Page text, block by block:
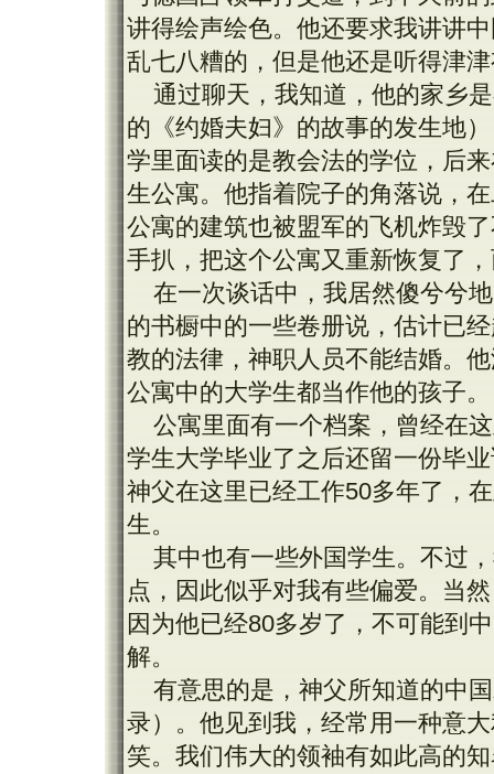
讲得绘声绘色。他还要求我讲讲
乱七八糟的，但是他还是听得津
通过聊天，我知道，他的家乡
的《约婚夫妇》的故事的发生地
学里面读的是教会法的学位，后
生公寓。他指着院子的角落说，
公寓的建筑也被盟军的飞机炸毁
手扒，把这个公寓又重新恢复了
在一次谈话中，我居然傻兮兮
的书橱中的一些卷册说，估计已
教的法律，神职人员不能结婚。
公寓中的大学生都当作他的孩子。
公寓里面有一个档案，曾经在
学生大学毕业了之后还留一份毕
神父在这里已经工作50多年了，
生。
其中也有一些外国学生。不过
点，因此似乎对我有些偏爱。当
因为他已经80多岁了，不可能到
解。
有意思的是，神父所知道的中
录）。他见到我，经常用一种意
笑。我们伟大的领袖有如此高的